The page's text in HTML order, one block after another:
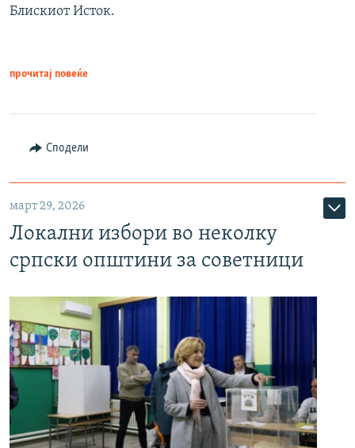
Блискиот Исток.
прочитај повеќе
Сподели
март 29, 2026
Локални избори во неколку
српски општини за советници